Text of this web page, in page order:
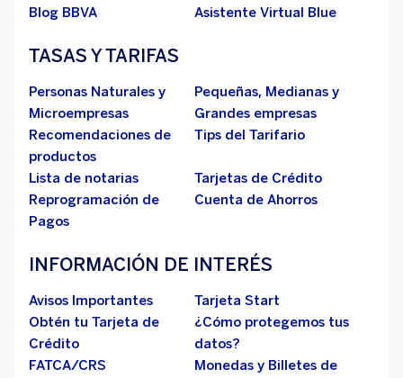
Blog BBVA
Asistente Virtual Blue
TASAS Y TARIFAS
Personas Naturales y
Microempresas
Pequeñas, Medianas y
Grandes empresas
Recomendaciones de
productos
Tips del Tarifario
Lista de notarias
Tarjetas de Crédito
Reprogramación de
Pagos
Cuenta de Ahorros
INFORMACIÓN DE INTERÉS
Avisos Importantes
Tarjeta Start
Obtén tu Tarjeta de
Crédito
¿Cómo protegemos tus
datos?
FATCA/CRS
Monedas y Billetes de